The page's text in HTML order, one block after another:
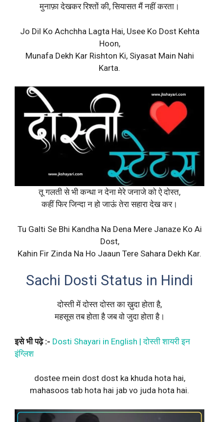
मुनाफ़ा देखकर रिश्तों की, सियासत मैं नहीं करता।
Jo Dil Ko Achchha Lagta Hai, Usee Ko Dost Kehta
Hoon,
Munafa Dekh Kar Rishton Ki, Siyasat Main Nahi
Karta.
तू गलती से भी कन्धा न देना मेरे जनाजे को ऐ दोस्त,
कहीं फिर जिन्दा न हो जाऊं तेरा सहारा देख कर।
Tu Galti Se Bhi Kandha Na Dena Mere Janaze Ko Ai
Dost,
Kahin Fir Zinda Na Ho Jaaun Tere Sahara Dekh Kar.
Sachi Dosti Status in Hindi
दोस्ती में दोस्त दोस्त का ख़ुदा होता है,
महसूस तब होता है जब वो जुदा होता है।
इसे भी पढ़े :- Dosti Shayari in English | दोस्ती शायरी इन
इंग्लिश
dostee mein dost dost ka khuda hota hai,
mahasoos tab hota hai jab vo juda hota hai.